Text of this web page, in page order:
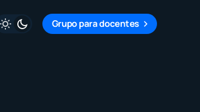
Grupo para docentes